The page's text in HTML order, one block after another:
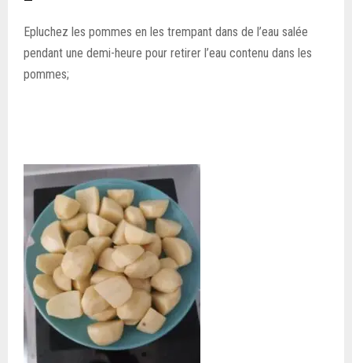
Epluchez les pommes en les trempant dans de l’eau salée
pendant une demi-heure pour retirer l’eau contenu dans les
pommes;